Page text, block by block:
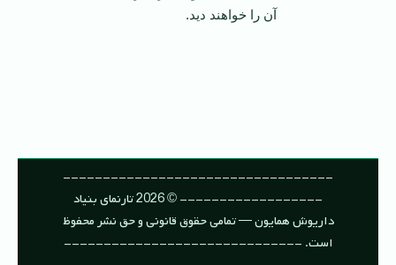
آن را خواهند دید.
----------------------------------
------------------ © 2026 تارنمای بنیاد
داریوش همایون — تمامی حقوق قانونی و حق نشر محفوظ
است. ------------------------------